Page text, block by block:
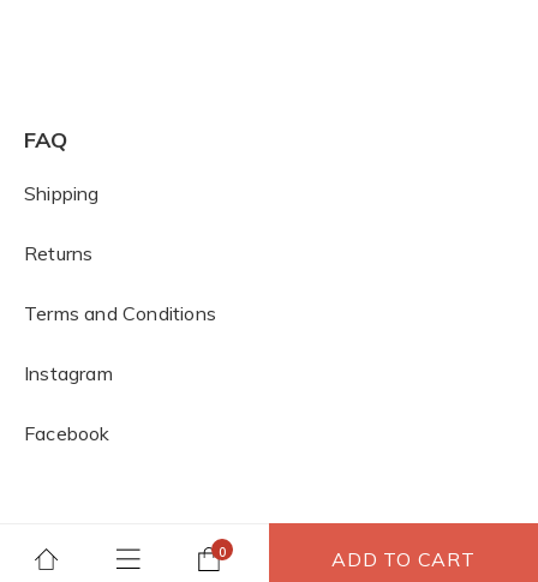
ADD TO CART
FAQ
Shipping
Returns
Terms and Conditions
Instagram
Facebook